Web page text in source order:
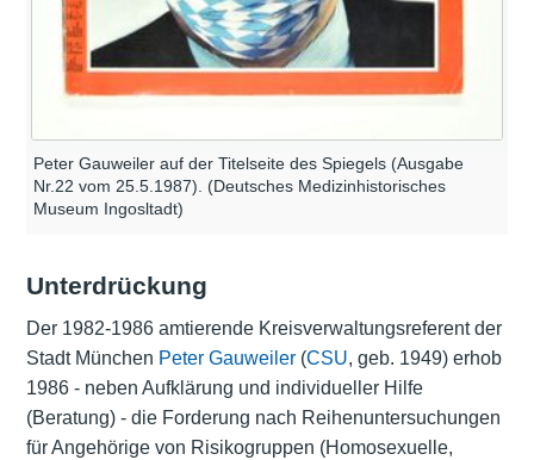
Peter Gauweiler auf der Titelseite des Spiegels (Ausgabe
Nr.22 vom 25.5.1987). (Deutsches Medizinhistorisches
Museum Ingosltadt)
Unterdrückung
Der 1982-1986 amtierende Kreisverwaltungsreferent der
Stadt München Peter Gauweiler(CSU, geb. 1949) erhob
1986 - neben Aufklärung und individueller Hilfe
(Beratung) - die Forderung nach Reihenuntersuchungen
für Angehörige von Risikogruppen (Homosexuelle,